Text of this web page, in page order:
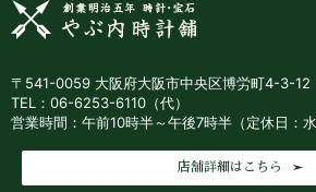
〒541-0059 大阪府大阪市中央区博労町4-3-12
TEL：06-6253-6110（代）
営業時間：午前10時半～午後7時半（定休日：水
店舗詳細はこちら